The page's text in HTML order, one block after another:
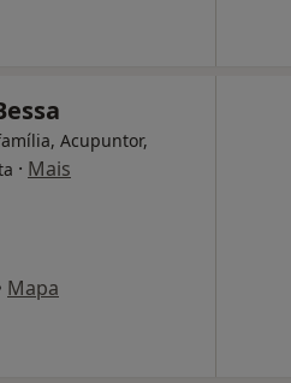
Acupuntor,
· Mais
Mapa